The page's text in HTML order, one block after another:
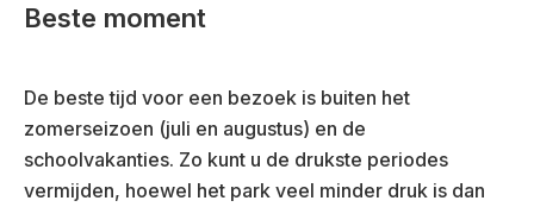
Beste moment
De beste tijd voor een bezoek is buiten het
zomerseizoen (juli en augustus) en de
schoolvakanties. Zo kunt u de drukste periodes
vermijden, hoewel het park veel minder druk is dan